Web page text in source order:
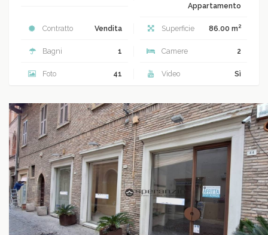
Appartamento
Contratto Vendita Superficie 86.00 m2
Bagni 1 Camere 2
Foto 41 Video Sì